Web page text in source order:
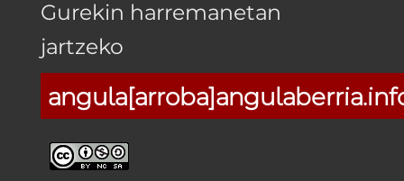
Gurekin harremanetan
jartzeko